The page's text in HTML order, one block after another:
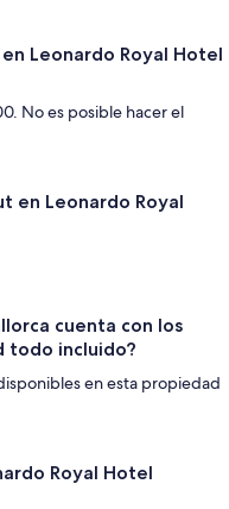
Leonardo Royal Hotel
No es posible hacer el
en Leonardo Royal
cuenta con los
todo incluido?
en esta propiedad
Royal Hotel